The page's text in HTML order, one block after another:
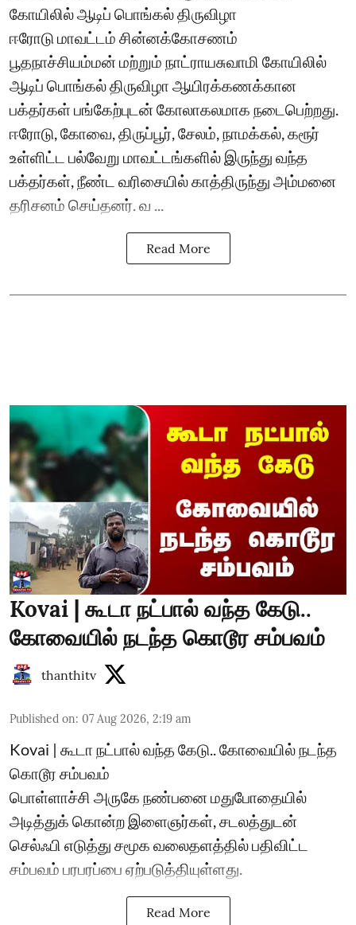
கோயிலில் ஆடிப் பொங்கல் திருவிழா
ஈரோடு மாவட்டம் சின்னக்கோசணம்
பூதநாச்சியம்மன் மற்றும் நாட்ராயசுவாமி கோயிலில்
ஆடிப் பொங்கல் திருவிழா ஆயிரக்கணக்கான
பக்தர்கள் பங்கேற்புடன் கோலாகலமாக நடைபெற்றது.
ஈரோடு, கோவை, திருப்பூர், சேலம், நாமக்கல், கரூர்
உள்ளிட்ட பல்வேறு மாவட்டங்களில் இருந்து வந்த
பக்தர்கள், நீண்ட வரிசையில் காத்திருந்து அம்மனை
தரிசனம் செய்தனர். வ ...
Read More
Kovai | கூடா நட்பால் வந்த கேடு..
கோவையில் நடந்த கொடூர சம்பவம்
thanthitv
Published on: 07 Aug 2026, 2:19 am
Kovai | கூடா நட்பால் வந்த கேடு.. கோவையில் நடந்த
கொடூர சம்பவம்
பொள்ளாச்சி அருகே நண்பனை மதுபோதையில்
அடித்துக் கொன்ற இளைஞர்கள், சடலத்துடன்
செல்ஃபி எடுத்து சமூக வலைதளத்தில் பதிவிட்ட
சம்பவம் பரபரப்பை ஏற்படுத்தியுள்ளது.
Read More